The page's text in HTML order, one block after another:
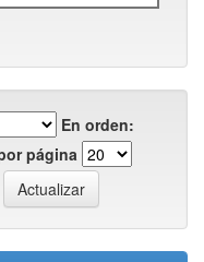
En orden:
página